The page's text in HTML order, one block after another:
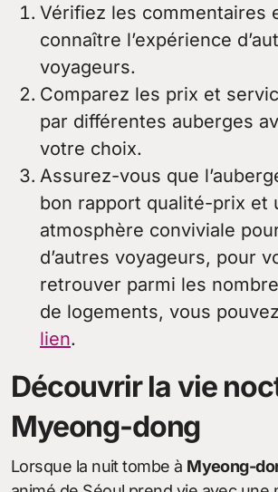
Vérifiez les commentaires
connaître l’expérience
voyageurs.
Comparez les prix et
par différentes auberges
votre choix.
Assurez-vous que
bon rapport qualité-prix et
atmosphère conviviale
d’autres voyageurs, pour
retrouver parmi les
de logements, vous
lien.
Découvrir la vie
Myeong-dong
Lorsque la nuit tombe à Myeong-